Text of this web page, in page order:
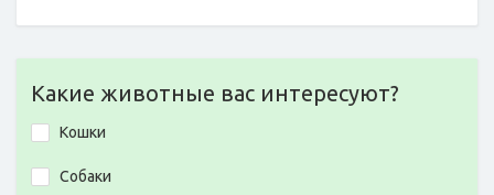
Какие животные вас интересуют?
Кошки
Собаки